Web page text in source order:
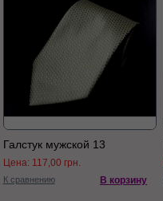
Галстук мужской 13
Цена: 117,00 грн.
К сравнению В корзину